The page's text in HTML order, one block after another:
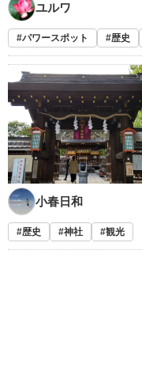
ユルワ
パワースポット 歴史
小春日和
歴史 神社 観光